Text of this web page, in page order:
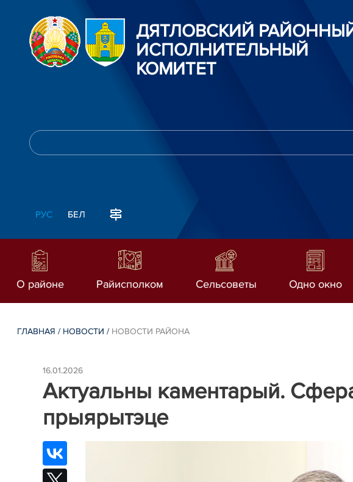
ДЯТЛОВСКИЙ
ИСПОЛНИТЕЛЬНЫЙ
КОМИТЕТ
РУС БЕЛ
О районе Райисполком Сельсоветы Одно окно
ГЛАВНАЯ / НОВОСТИ / НОВОСТИ РАЙОНА
16.01.2026
Актуальны каментарый.
прыярытэце